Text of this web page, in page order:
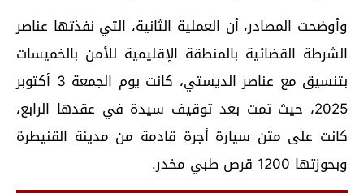
وأوضحت المصادر، أن العملية الثانية، التي نفذتها عناصر
الشرطة القضائية بالمنطقة الإقليمية للأمن بالخميسات
بتنسيق مع عناصر الديستي، كانت يوم الجمعة 3 أكتوبر
2025، حيث تمت بعد توقيف سيدة في عقدها الرابع،
كانت على متن سيارة أجرة قادمة من مدينة القنيطرة
وبحوزتها 1200 قرص طبي مخدر.